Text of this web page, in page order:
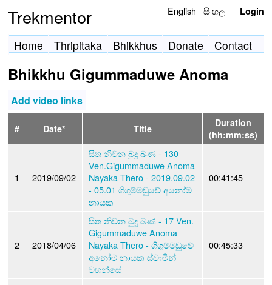
Trekmentor English සිංහල Login
Home Thripitaka Bhikkhus Donate Contact
Bhikkhu Gigummaduwe Anoma
Add video links
# Date* Title
Duration
(hh:mm:ss)
1 2019/09/02
සිත නිවන බුදු බණ - 130
Ven.Gigummaduwe Anoma
Nayaka Thero - 2019.09.02
- 05.01 ගිගුම්මඩුවේ අනෝම
නායක
00:41:45
2 2018/04/06
සිත නිවන බුදු බණ - 17 Ven.
Gigummaduwe Anoma
Nayaka Thero - ගිගුම්මඩුවේ
අනෝම නායක ස්වාමීන්
වහන්සේ
00:45:33